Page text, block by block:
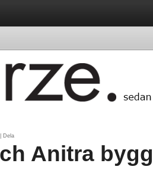
Dela
Anitra